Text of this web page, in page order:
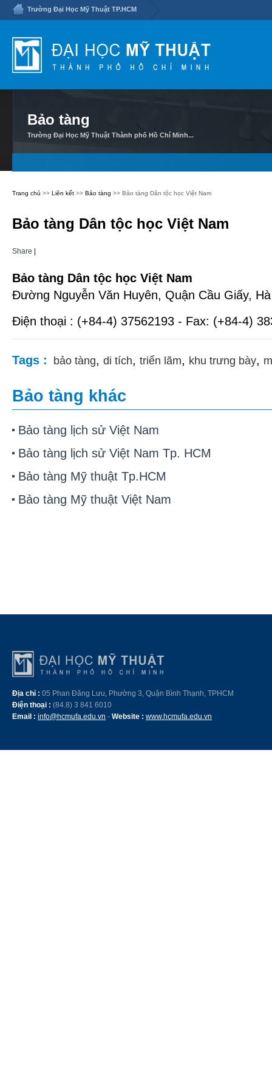
Trường Đại Học Mỹ Thuật TP.HCM
Bảo tàng
Trường Đại Học Mỹ Thuật Thành phố Hồ Chí Minh...
Trang chủ >> Liên kết >> Bảo tàng >> Bảo tàng Dân tộc học Việt Nam
Bảo tàng Dân tộc học Việt Nam
Share
Bảo tàng Dân tộc học Việt Nam
Đường Nguyễn Văn Huyên, Quận Cầu Giấy,
Điện thoại : (+84-4) 37562193 - Fax: (+84-4)
Tags : bảo tàng, di tích, triển lãm, khu trưng bày,
Bảo tàng khác
Bảo tàng lịch sử Việt Nam
Bảo tàng lịch sử Việt Nam Tp. HCM
Bảo tàng Mỹ thuật Tp.HCM
Bảo tàng Mỹ thuật Việt Nam
Địa chỉ : 05 Phan Đăng Lưu, Phường 3, Quận Bình Thạnh, TPHCM
Điện thoại : (84.8) 3 841 6010
Email : info@hcmufa.edu.vn - Website : www.hcmufa.edu.vn